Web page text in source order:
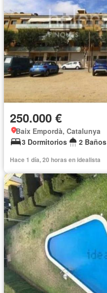
250.000 €
Baix Empordà, Catalunya
3 Dormitorios
2 Baños
Hace 1 día, 20 horas en idealista